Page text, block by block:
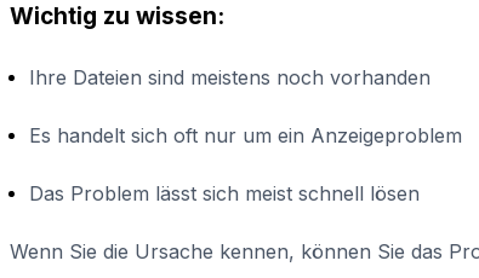
Wichtig zu wissen:
Ihre Dateien sind meistens noch vorhanden
Es handelt sich oft nur um ein Anzeigeproblem
Das Problem lässt sich meist schnell lösen
Wenn Sie die Ursache kennen, können Sie das